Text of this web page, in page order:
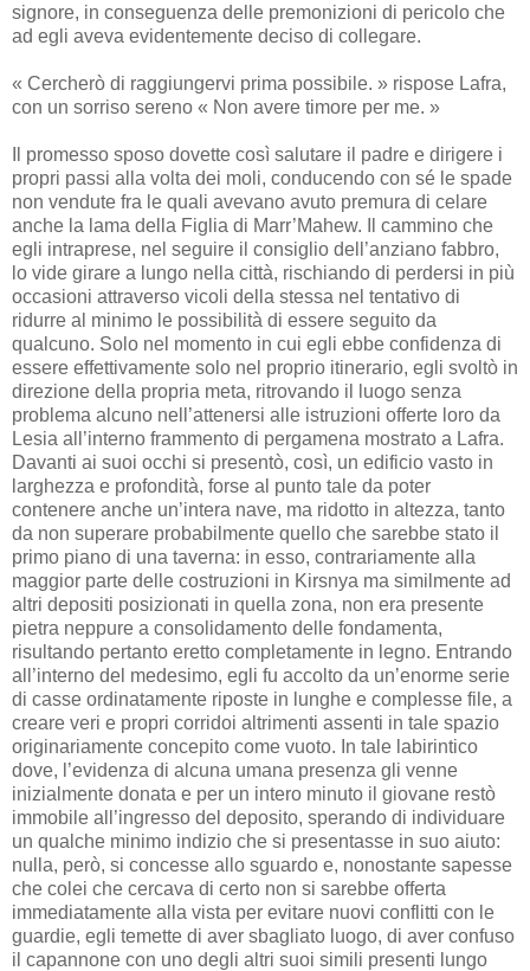
signore, in conseguenza delle premonizioni di pericolo che
ad egli aveva evidentemente deciso di collegare.
« Cercherò di raggiungervi prima possibile. » rispose Lafra,
con un sorriso sereno « Non avere timore per me. »
Il promesso sposo dovette così salutare il padre e dirigere i
propri passi alla volta dei moli, conducendo con sé le spade
non vendute fra le quali avevano avuto premura di celare
anche la lama della Figlia di Marr’Mahew. Il cammino che
egli intraprese, nel seguire il consiglio dell’anziano fabbro,
lo vide girare a lungo nella città, rischiando di perdersi in più
occasioni attraverso vicoli della stessa nel tentativo di
ridurre al minimo le possibilità di essere seguito da
qualcuno. Solo nel momento in cui egli ebbe confidenza di
essere effettivamente solo nel proprio itinerario, egli svoltò in
direzione della propria meta, ritrovando il luogo senza
problema alcuno nell’attenersi alle istruzioni offerte loro da
Lesia all’interno frammento di pergamena mostrato a Lafra.
Davanti ai suoi occhi si presentò, così, un edificio vasto in
larghezza e profondità, forse al punto tale da poter
contenere anche un’intera nave, ma ridotto in altezza, tanto
da non superare probabilmente quello che sarebbe stato il
primo piano di una taverna: in esso, contrariamente alla
maggior parte delle costruzioni in Kirsnya ma similmente ad
altri depositi posizionati in quella zona, non era presente
pietra neppure a consolidamento delle fondamenta,
risultando pertanto eretto completamente in legno. Entrando
all’interno del medesimo, egli fu accolto da un’enorme serie
di casse ordinatamente riposte in lunghe e complesse file, a
creare veri e propri corridoi altrimenti assenti in tale spazio
originariamente concepito come vuoto. In tale labirintico
dove, l’evidenza di alcuna umana presenza gli venne
inizialmente donata e per un intero minuto il giovane restò
immobile all’ingresso del deposito, sperando di individuare
un qualche minimo indizio che si presentasse in suo aiuto:
nulla, però, si concesse allo sguardo e, nonostante sapesse
che colei che cercava di certo non si sarebbe offerta
immediatamente alla vista per evitare nuovi conflitti con le
guardie, egli temette di aver sbagliato luogo, di aver confuso
il capannone con uno degli altri suoi simili presenti lungo